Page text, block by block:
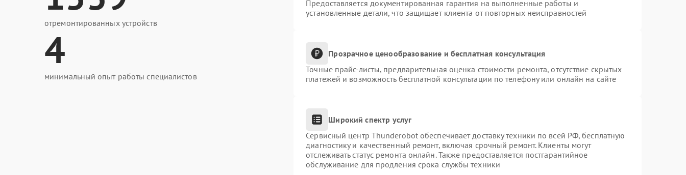
отремонтированных устройств
4
минимальный опыт работы специалистов
Предоставляется документированная гарантия на выполненные работы и
установленные детали, что защищает клиента от повторных неисправностей
Прозрачное ценообразование и бесплатная консультация
Точные прайс-листы, предварительная оценка стоимости ремонта, отсутствие скрытых
платежей и возможность бесплатной консультации по телефону или онлайн на сайте
Широкий спектр услуг
Сервисный центр Thunderobot обеспечивает доставку техники по всей РФ, бесплатную
диагностику и качественный ремонт, включая срочный ремонт. Клиенты могут
отслеживать статус ремонта онлайн. Также предоставляется постгарантийное
обслуживание для продления срока службы техники